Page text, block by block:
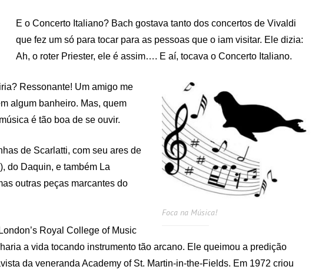
E o Concerto Italiano? Bach gostava tanto dos concertos de Vivaldi
que fez um só para tocar para as pessoas que o iam visitar. Ele dizia:
Ah, o roter Priester, ele é assim…. E aí, tocava o Concerto Italiano.
Foca na Música!
Ressonante! Um amigo me
algum banheiro. Mas, quem
é tão boa de se ouvir.
de Scarlatti, com seu ares de
do Daquin, e também La
outras peças marcantes do
Royal College of Music
a vida tocando instrumento tão arcano. Ele queimou a predição
da veneranda Academy of St. Martin-in-the-Fields. Em 1972 criou